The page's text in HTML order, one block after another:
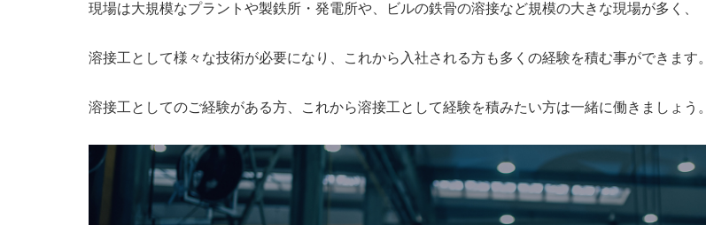
現場は大規模なプラントや製鉄所・発電所や、ビルの鉄骨の溶接など規模の大きな現場が多く、
溶接工として様々な技術が必要になり、これから入社される方も多くの経験を積む事ができます。
溶接工としてのご経験がある方、これから溶接工として経験を積みたい方は一緒に働きましょう。